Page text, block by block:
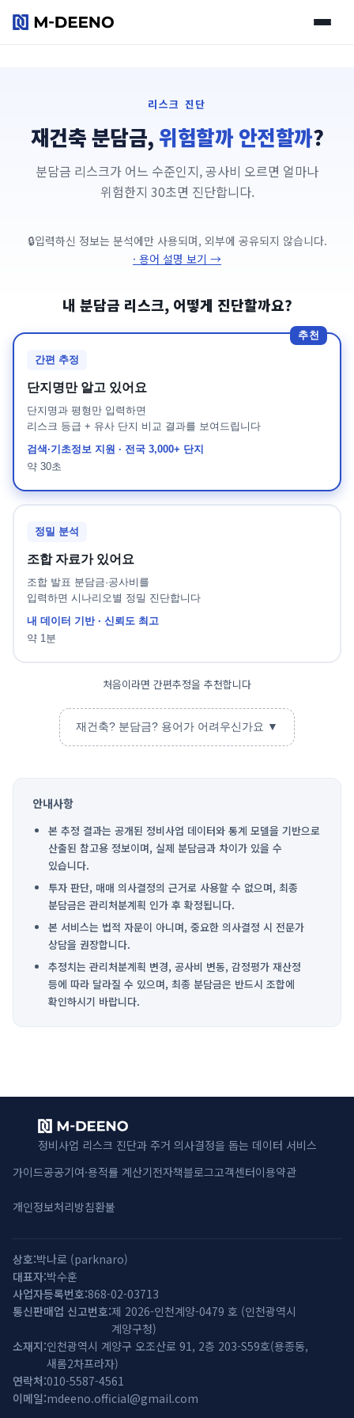
동네 브리핑
플랜어시스트
리포트
전자책
공지사항
문의
무료 회원가입
리스크 진단
재건축 분담금,위험할까 안전할까?
분담금 리스크가 어느 수준인지, 공사비 오르면 얼마나
위험한지 30초면 진단합니다.
입력하신 정보는 분석에만 사용되며, 외부에 공유되지 않습니다.
· 용어 설명 보기 →
내 분담금 리스크, 어떻게 진단할까요?
추천
간편 추정
단지명만 알고 있어요
단지명과 평형만 입력하면
리스크 등급 + 유사 단지 비교 결과를 보여드립니다
검색·기초정보 지원 · 전국 3,000+ 단지
약 30초
정밀 분석
조합 자료가 있어요
조합 발표 분담금·공사비를
입력하면 시나리오별 정밀 진단합니다
내 데이터 기반 · 신뢰도 최고
약 1분
처음이라면 간편추정을 추천합니다
재건축? 분담금? 용어가 어려우신가요 ▼
안내사항
본 추정 결과는 공개된 정비사업 데이터와 통계 모델을 기반으로
산출된 참고용 정보이며, 실제 분담금과 차이가 있을 수
있습니다.
투자 판단, 매매 의사결정의 근거로 사용할 수 없으며, 최종
분담금은 관리처분계획 인가 후 확정됩니다.
본 서비스는 법적 자문이 아니며, 중요한 의사결정 시 전문가
상담을 권장합니다.
추정치는 관리처분계획 변경, 공사비 변동, 감정평가 재산정
등에 따라 달라질 수 있으며, 최종 분담금은 반드시 조합에
확인하시기 바랍니다.
정비사업 리스크 진단과 주거 의사결정을 돕는 데이터 서비스
가이드공공기여·용적률 계산기전자책블로그고객센터이용약관
개인정보처리방침환불
상호 박나로 (parknaro)
대표자 박수훈
사업자등록번호 868-02-03713
통신판매업 신고번호 제 2026-인천계양-0479 호 (인천광역시
계양구청)
소재지 인천광역시 계양구 오조산로 91, 2층 203-S59호(용종동,
새롬2차프라자)
연락처 010-5587-4561
이메일 mdeeno.official@gmail.com